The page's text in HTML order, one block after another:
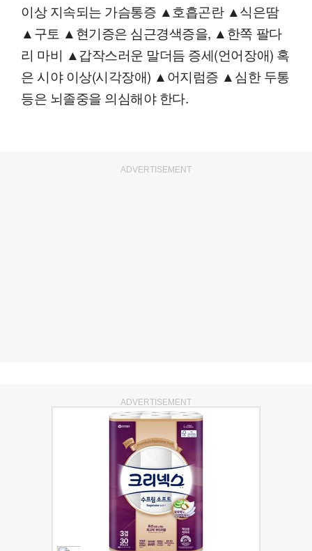
이상 지속되는 가슴통증 ▲호흡곤란 ▲식은땀
▲구토 ▲현기증은 심근경색증을, ▲한쪽 팔다
리 마비 ▲갑작스러운 말더듬 증세(언어장애) 혹
은 시야 이상(시각장애) ▲어지럼증 ▲심한 두통
등은 뇌졸중을 의심해야 한다.
ADVERTISEMENT
ADVERTISEMENT